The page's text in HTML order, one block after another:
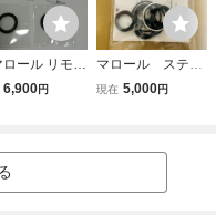
ール リモコ
22 MMR-2
6,900円
マロール ステア
リングシリンダ
現在 5,000円